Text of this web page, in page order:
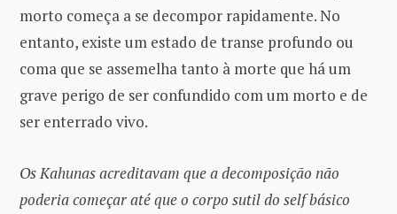
morto começa a se decompor rapidamente. No
entanto, existe um estado de transe profundo ou
coma que se assemelha tanto à morte que há um
grave perigo de ser confundido com um morto e de
ser enterrado vivo.
Os Kahunas acreditavam que a decomposição não
poderia começar até que o corpo sutil do self básico